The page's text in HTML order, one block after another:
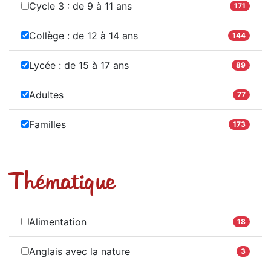
Cycle 3 : de 9 à 11 ans 171
Collège : de 12 à 14 ans 144
Lycée : de 15 à 17 ans 89
Adultes 77
Familles 173
Thématique
Alimentation 18
Anglais avec la nature 3